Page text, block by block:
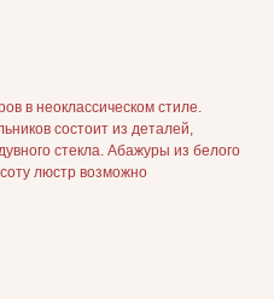
в неоклассическом стиле.
состоит из деталей,
стекла. Абажуры из белого
люстр возможно